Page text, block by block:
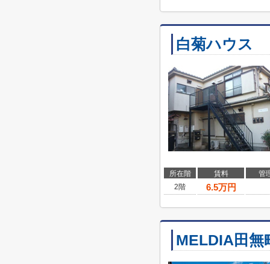
白菊ハウス
所在階 賃料
管
2階
6.5万円
MELDIA田無